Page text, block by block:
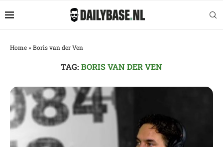
Home» Boris van der Ven
TAG: BORIS VAN DER VEN